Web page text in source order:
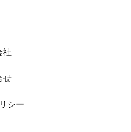
社
せ
シー